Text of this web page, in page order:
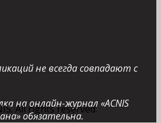
не всегда совпадают с
на онлайн-журнал «ACNIS
обязательна.
All rights reserved.